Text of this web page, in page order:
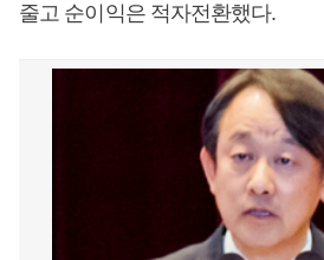
줄고 순이익은 적자전환했다.